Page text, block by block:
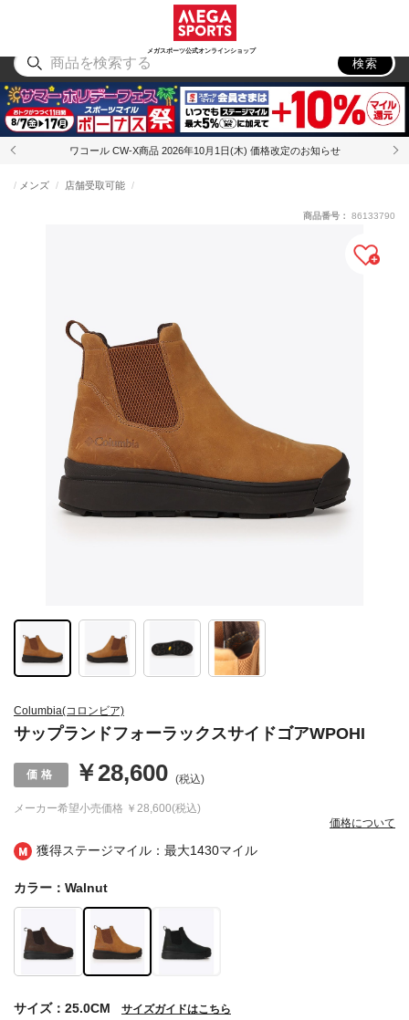
メガスポーツ公式オンラインショップ
アウトドア
検索
ワコール CW-X商品 2026年10月1日(木) 価格改定のお知らせ
獲得ステージマイル：最大1430マイル
Columbia(コロンビア)
サップランドフォーラックスサイドゴアWPOHI
メンズ 店舗受取可能
メーカー希望小売価格 ￥28,600(税込)
￥28,600 (税込)
価格について
商品番号： 86133790
カラー：Walnut
サイズ：25.0CM サイズガイドはこちら